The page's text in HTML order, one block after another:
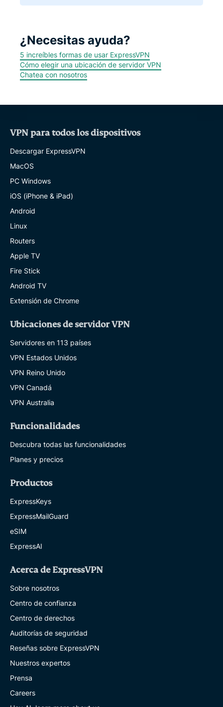
¿Necesitas ayuda?
5 increíbles formas de usar ExpressVPN
Cómo elegir una ubicación de servidor VPN
Chatea con nosotros
VPN para todos los dispositivos
Descargar ExpressVPN
MacOS
PC Windows
iOS (iPhone & iPad)
Android
Linux
Routers
Apple TV
Fire Stick
Android TV
Extensión de Chrome
Ubicaciones de servidor VPN
Servidores en 113 países
VPN Estados Unidos
VPN Reino Unido
VPN Canadá
VPN Australia
Funcionalidades
Descubra todas las funcionalidades
Planes y precios
Productos
ExpressKeys
ExpressMailGuard
eSIM
ExpressAI
Acerca de ExpressVPN
Sobre nosotros
Centro de confianza
Centro de derechos
Auditorías de seguridad
Reseñas sobre ExpressVPN
Nuestros expertos
Prensa
Careers